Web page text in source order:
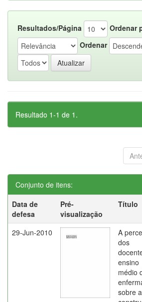
Resultados/Página
Ordenar
Ordenar
Resultado 1-1 de 1.
Conjunto de itens:
Data de
defesa
Pré-
visualização
Título
29-Jun-2010
A
dos
ensino
médio
sobre a